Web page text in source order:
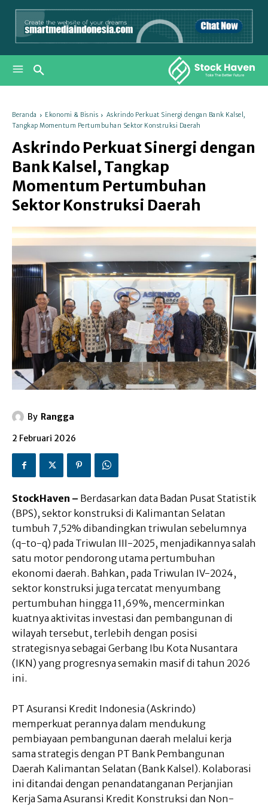
Beranda Ekonomi & Bisnis
Askrindo Perkuat Sinergi dengan Bank Kalsel,
Tangkap Momentum Pertumbuhan Sektor Konstruksi Daerah
Askrindo Perkuat Sinergi dengan
Bank Kalsel, Tangkap
Momentum Pertumbuhan
Sektor Konstruksi Daerah
By Rangga
2 Februari 2026
StockHaven – Berdasarkan data Badan Pusat Statistik
(BPS), sektor konstruksi di Kalimantan Selatan
tumbuh 7,52% dibandingkan triwulan sebelumnya
(q-to-q) pada Triwulan III-2025, menjadikannya salah
satu motor pendorong utama pertumbuhan
ekonomi daerah. Bahkan, pada Triwulan IV-2024,
sektor konstruksi juga tercatat menyumbang
pertumbuhan hingga 11,69%, mencerminkan
kuatnya aktivitas investasi dan pembangunan di
wilayah tersebut, terlebih dengan posisi
strategisnya sebagai Gerbang Ibu Kota Nusantara
(IKN) yang progresnya semakin masif di tahun 2026
ini.
PT Asuransi Kredit Indonesia (Askrindo)
memperkuat perannya dalam mendukung
pembiayaan pembangunan daerah melalui kerja
sama strategis dengan PT Bank Pembangunan
Daerah Kalimantan Selatan (Bank Kalsel). Kolaborasi
ini ditandai dengan penandatanganan Perjanjian
Kerja Sama Asuransi Kredit Konstruksi dan Non-